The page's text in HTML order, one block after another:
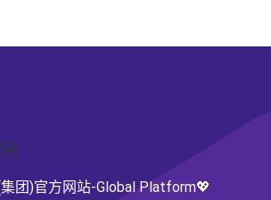
团)官方网站-Global Platform💖